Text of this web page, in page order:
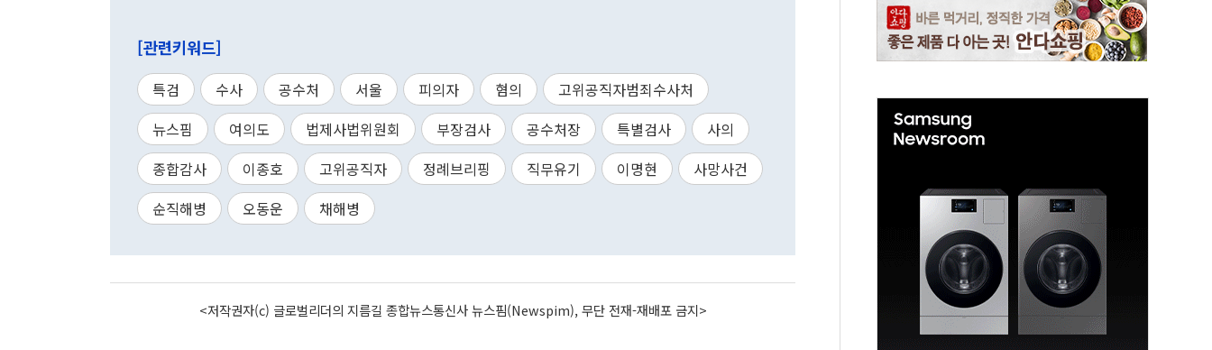
[관련키워드]
특검 수사 공수처 서울 피의자 혐의
고위공직자범죄수사처
뉴스핌
여의도 법제사법위원회 부장검사 공수처장 특별검사
사의
종합감사
이종호 고위공직자 정례브리핑 직무유기 이명현
사망사건
순직해병
오동운 채해병
<저작권자(c) 글로벌리더의 지름길 종합뉴스통신사 뉴스핌(Newspim), 무단 전재-재배포 금지>